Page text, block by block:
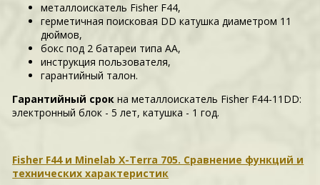
металлоискатель Fisher F44,
герметичная поисковая DD катушка диаметром 11
дюймов,
бокс под 2 батареи типа АА,
инструкция пользователя,
гарантийный талон.
Гарантийный срок на металлоискатель Fisher F44-11DD:
электронный блок - 5 лет, катушка - 1 год.
Fisher F44 и Minelab X-Terra 705. Сравнение функций и
технических характеристик